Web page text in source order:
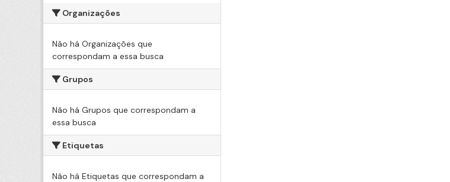
Organizações
Não há Organizações que
correspondam a essa busca
Grupos
Não há Grupos que correspondam a
essa busca
Etiquetas
Não há Etiquetas que correspondam a